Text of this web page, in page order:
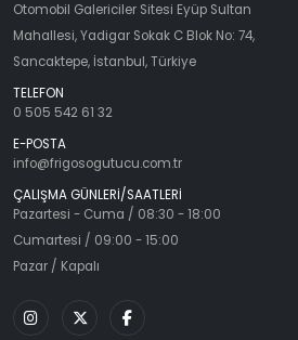
Otomobil Galericiler Sitesi Eyüp Sultan
Mahallesi, Yadigar Sokak C Blok No: 74,
Sancaktepe, İstanbul, Türkiye
TELEFON
0 505 542 61 32
E-POSTA
info@frigosogutucu.com.tr
ÇALIŞMA GÜNLERİ/SAATLERİ
Pazartesi - Cuma / 08:30 - 18:00
Cumartesi / 09:00 - 15:00
Pazar / Kapalı